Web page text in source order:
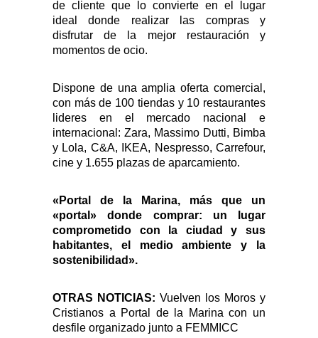
de cliente que lo convierte en el lugar
ideal donde realizar las compras y
disfrutar de la mejor restauración y
momentos de ocio.
Dispone de una amplia oferta comercial,
con más de 100 tiendas y 10 restaurantes
lideres en el mercado nacional e
internacional: Zara, Massimo Dutti, Bimba
y Lola, C&A, IKEA, Nespresso, Carrefour,
cine y 1.655 plazas de aparcamiento.
«Portal de la Marina, más que un
«portal» donde comprar: un lugar
comprometido con la ciudad y sus
habitantes, el medio ambiente y la
sostenibilidad».
OTRAS NOTICIAS: Vuelven los Moros y
Cristianos a Portal de la Marina con un
desfile organizado junto a FEMMICC